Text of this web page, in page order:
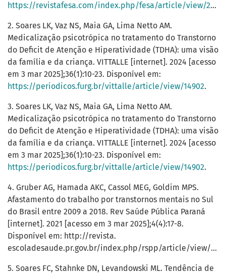
https://revistafesa.com/index.php/fesa/article/view/211
2. Soares LK, Vaz NS, Maia GA, Lima Netto AM.
Medicalização psicotrópica no tratamento do Transtorno
do Deficit de Atenção e Hiperatividade (TDHA): uma visão
da família e da criança. VITTALLE [internet]. 2024 [acesso
em 3 mar 2025];36(1):10-23. Disponível em:
https://periodicos.furg.br/vittalle/article/view/14902.
3. Soares LK, Vaz NS, Maia GA, Lima Netto AM.
Medicalização psicotrópica no tratamento do Transtorno
do Deficit de Atenção e Hiperatividade (TDHA): uma visão
da família e da criança. VITTALLE [internet]. 2024 [acesso
em 3 mar 2025];36(1):10-23. Disponível em:
https://periodicos.furg.br/vittalle/article/view/14902.
4. Gruber AG, Hamada AKC, Cassol MEG, Goldim MPS.
Afastamento do trabalho por transtornos mentais no Sul
do Brasil entre 2009 a 2018. Rev Saúde Pública Paraná
[internet]. 2021 [acesso em 3 mar 2025];4(4):17-8.
Disponível em: http://revista.
escoladesaude.pr.gov.br/index.php/rspp/article/view/582
5. Soares FC, Stahnke DN, Levandowski ML. Tendência de